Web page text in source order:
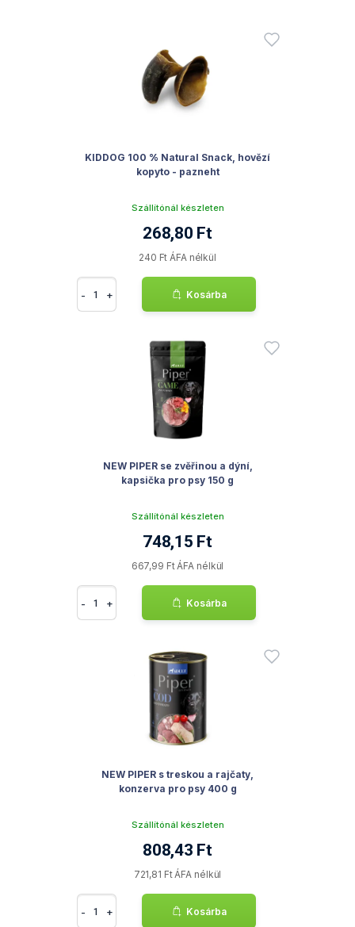
KIDDOG 100 % Natural Snack, hovězí
kopyto - pazneht
Szállítónál készleten
268,80 Ft
240 Ft ÁFA nélkül
- + Kosárba
NEW PIPER se zvěřinou a dýní,
kapsička pro psy 150 g
Szállítónál készleten
748,15 Ft
667,99 Ft ÁFA nélkül
- + Kosárba
NEW PIPER s treskou a rajčaty,
konzerva pro psy 400 g
Szállítónál készleten
808,43 Ft
721,81 Ft ÁFA nélkül
- + Kosárba